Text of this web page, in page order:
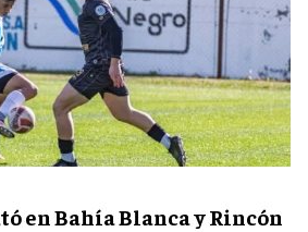
en Bahía Blanca y Rincón